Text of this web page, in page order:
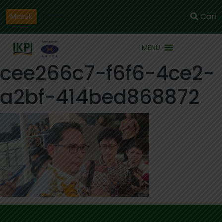
Masuk Cari
MENU
cee266c7-f6f6-4ce2-
a2bf-414bed868872